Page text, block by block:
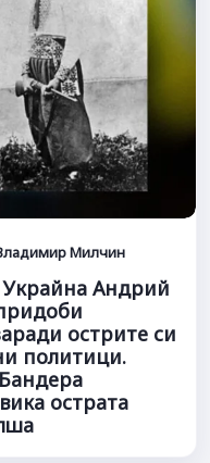
Милчин
Украйна Андрий
острите си
политици.
острата